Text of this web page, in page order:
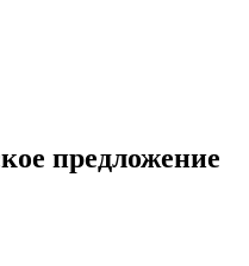
предложение